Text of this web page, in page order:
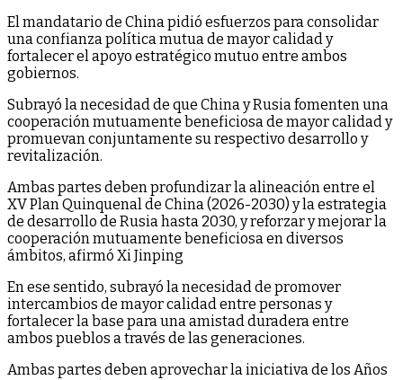
El mandatario de China pidió esfuerzos para consolidar
una confianza política mutua de mayor calidad y
fortalecer el apoyo estratégico mutuo entre ambos
gobiernos.
Subrayó la necesidad de que China y Rusia fomenten una
cooperación mutuamente beneficiosa de mayor calidad y
promuevan conjuntamente su respectivo desarrollo y
revitalización.
Ambas partes deben profundizar la alineación entre el
XV Plan Quinquenal de China (2026-2030) y la estrategia
de desarrollo de Rusia hasta 2030, y reforzar y mejorar la
cooperación mutuamente beneficiosa en diversos
ámbitos, afirmó Xi Jinping
En ese sentido, subrayó la necesidad de promover
intercambios de mayor calidad entre personas y
fortalecer la base para una amistad duradera entre
ambos pueblos a través de las generaciones.
Ambas partes deben aprovechar la iniciativa de los Años